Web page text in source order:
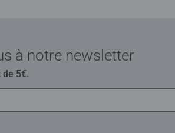
à notre newsletter
5€.